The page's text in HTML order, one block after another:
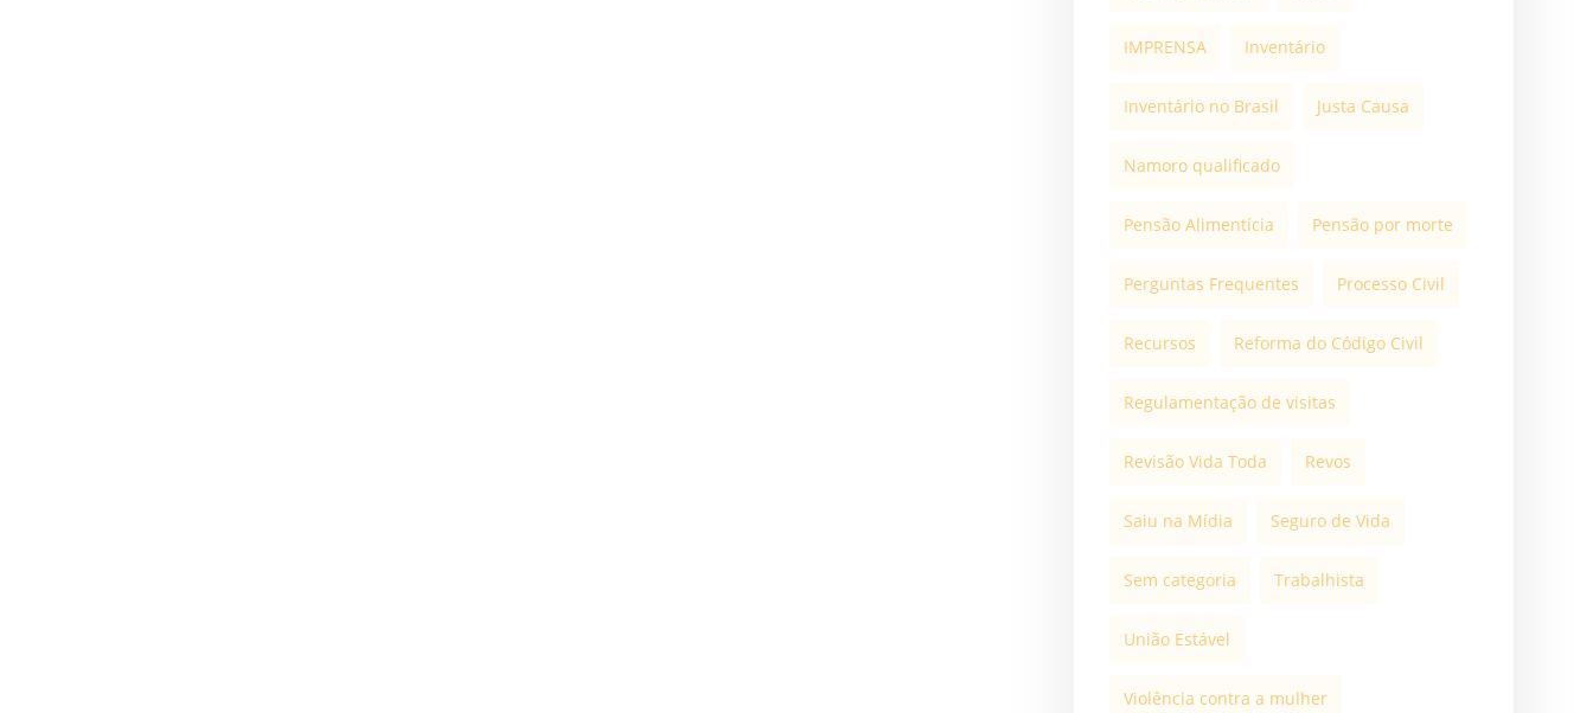
IMPRENSA Inventário
Inventário no Brasil Justa Causa
Namoro qualificado
Pensão Alimentícia Pensão por morte
Perguntas Frequentes Processo Civil
Recursos Reforma do Código Civil
Regulamentação de visitas
Revisão Vida Toda Revos
Saiu na Mídia Seguro de Vida
Sem categoria Trabalhista
União Estável
Violência contra a mulher